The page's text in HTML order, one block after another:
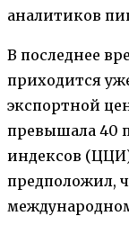
аналитиков
В последнее
приходится
экспортной
превышала 40
индексов
предположил,